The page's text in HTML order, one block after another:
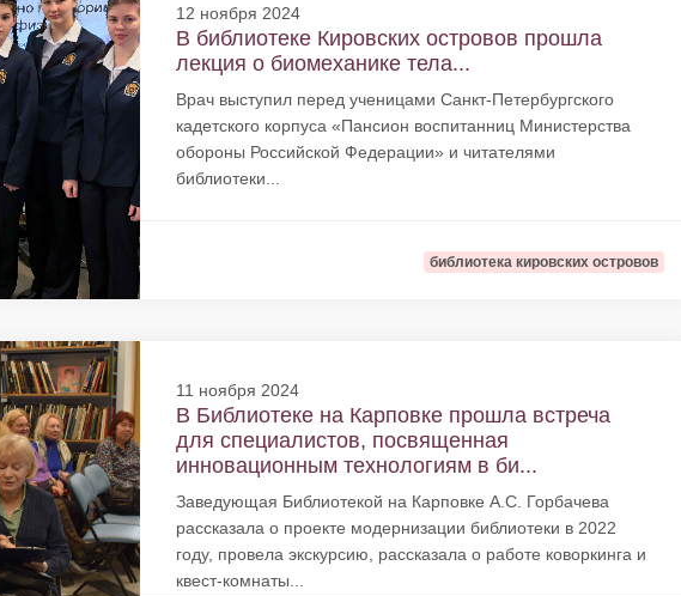
12 ноября 2024
В библиотеке Кировских островов прошла
лекция о биомеханике тела...
Врач выступил перед ученицами Санкт-Петербургского
кадетского корпуса «Пансион воспитанниц Министерства
обороны Российской Федерации» и читателями
библиотеки...
библиотека кировских островов
11 ноября 2024
В Библиотеке на Карповке прошла встреча
для специалистов, посвященная
инновационным технологиям в би...
Заведующая Библиотекой на Карповке А.С. Горбачева
рассказала о проекте модернизации библиотеки в 2022
году, провела экскурсию, рассказала о работе коворкинга и
квест-комнаты...